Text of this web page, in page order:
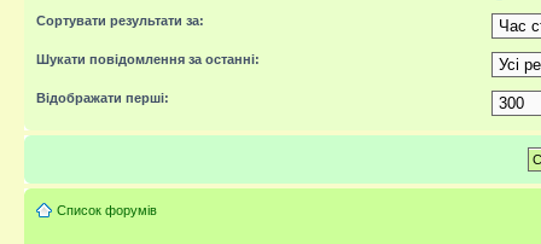
Сортувати результати за:
Шукати повідомлення за останні:
Відображати перші:
Список форумів